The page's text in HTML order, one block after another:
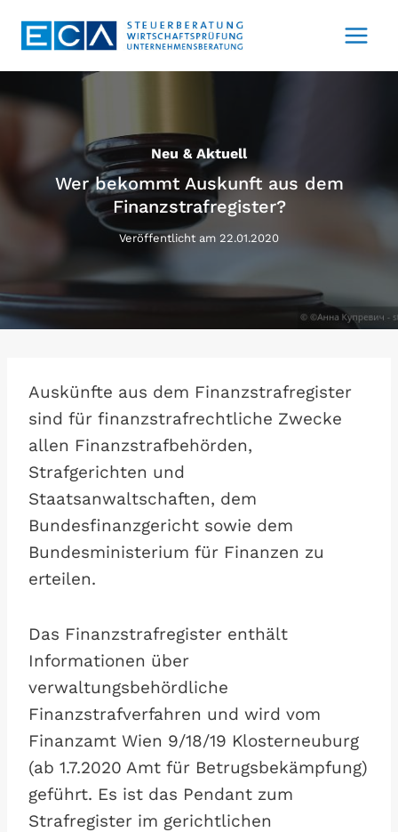
Inhalt
Neu & Aktuell
Wer bekommt Auskunft aus dem
Finanzstrafregister?
Veröffentlicht am 22.01.2020
Auskünfte aus dem Finanzstrafregister
sind für finanzstrafrechtliche Zwecke
allen Finanzstrafbehörden,
Strafgerichten und
Staatsanwaltschaften, dem
Bundesfinanzgericht sowie dem
Bundesministerium für Finanzen zu
erteilen.
Das Finanzstrafregister enthält
Informationen über
verwaltungsbehördliche
Finanzstrafverfahren und wird vom
Finanzamt Wien 9/18/19 Klosterneuburg
(ab 1.7.2020 Amt für Betrugsbekämpfung)
geführt. Es ist das Pendant zum
Strafregister im gerichtlichen